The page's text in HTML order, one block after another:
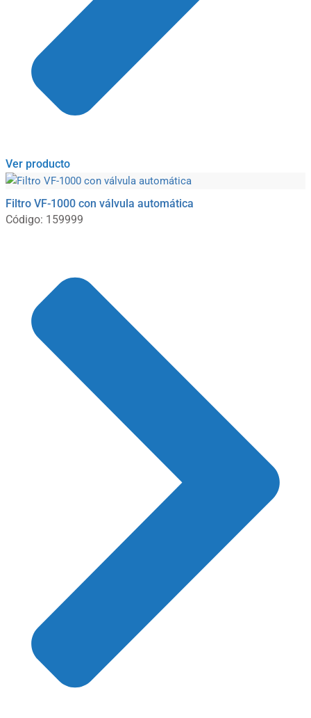
Ver producto
Filtro VF-1000 con válvula automática
Código: 159999